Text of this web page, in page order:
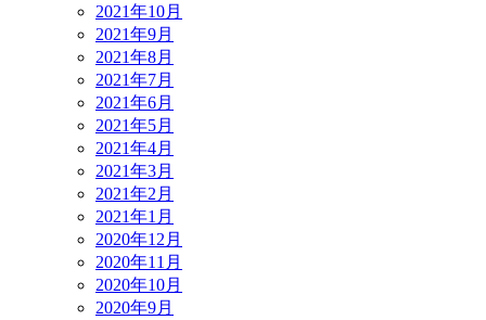
2021年10月
2021年9月
2021年8月
2021年7月
2021年6月
2021年5月
2021年4月
2021年3月
2021年2月
2021年1月
2020年12月
2020年11月
2020年10月
2020年9月